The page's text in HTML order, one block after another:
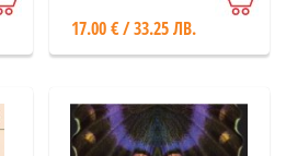
Вселената
17.00 € / 33.25 ЛВ.